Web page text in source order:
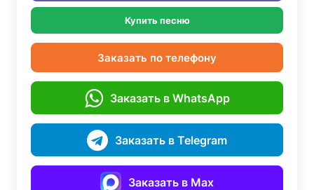
Купить песню
Заказать по телефону
Заказать в WhatsApp
Заказать в Telegram
Заказать в Max